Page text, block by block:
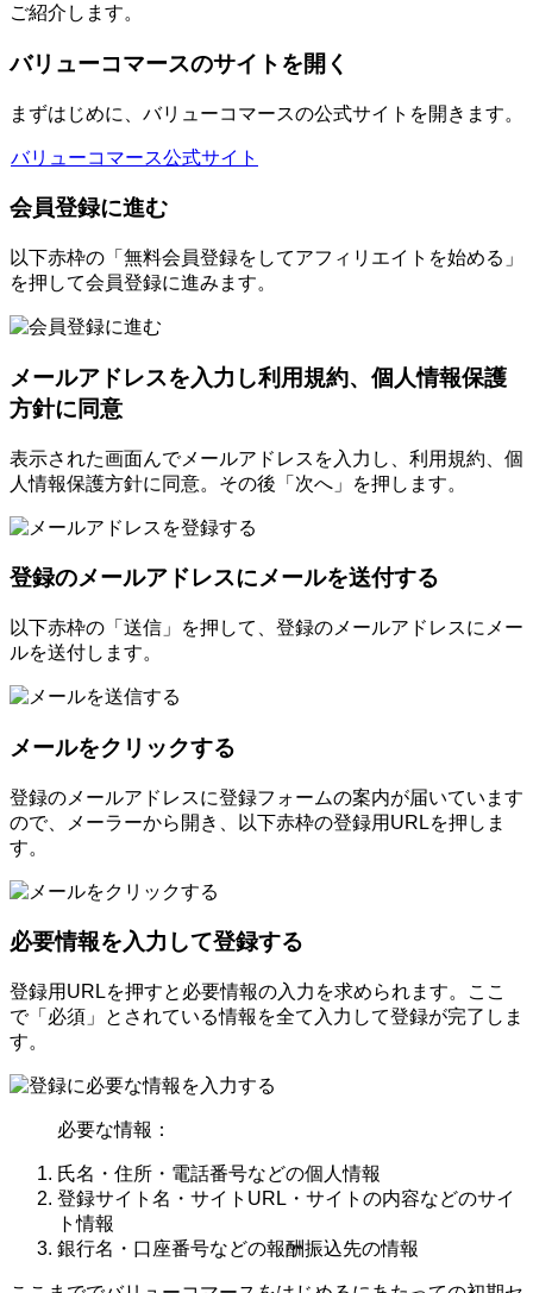
ご紹介します。
バリューコマースのサイトを開く
まずはじめに、バリューコマースの公式サイトを開きます。
バリューコマース公式サイト
会員登録に進む
以下赤枠の「無料会員登録をしてアフィリエイトを始める」
を押して会員登録に進みます。
メールアドレスを入力し利用規約、個人情報保護
方針に同意
表示された画面んでメールアドレスを入力し、利用規約、個
人情報保護方針に同意。その後「次へ」を押します。
登録のメールアドレスにメールを送付する
以下赤枠の「送信」を押して、登録のメールアドレスにメー
ルを送付します。
メールをクリックする
登録のメールアドレスに登録フォームの案内が届いています
ので、メーラーから開き、以下赤枠の登録用URLを押しま
す。
必要情報を入力して登録する
登録用URLを押すと必要情報の入力を求められます。ここ
で「必須」とされている情報を全て入力して登録が完了しま
す。
必要な情報：
氏名・住所・電話番号などの個人情報
登録サイト名・サイトURL・サイトの内容などのサイ
ト情報
銀行名・口座番号などの報酬振込先の情報